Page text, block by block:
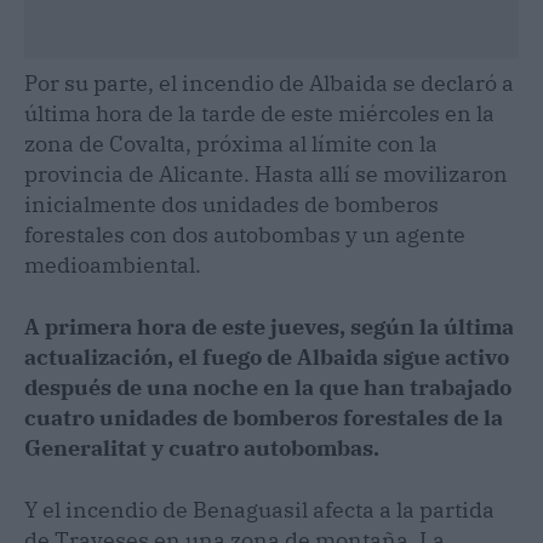
Por su parte, el incendio de Albaida se declaró a
última hora de la tarde de este miércoles en la
zona de Covalta, próxima al límite con la
provincia de Alicante. Hasta allí se movilizaron
inicialmente dos unidades de bomberos
forestales con dos autobombas y un agente
medioambiental.
A primera hora de este jueves, según la última
actualización, el fuego de Albaida sigue activo
después de una noche en la que han trabajado
cuatro unidades de bomberos forestales de la
Generalitat y cuatro autobombas.
Y el incendio de Benaguasil afecta a la partida